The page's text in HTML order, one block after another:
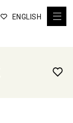
ENGLISH